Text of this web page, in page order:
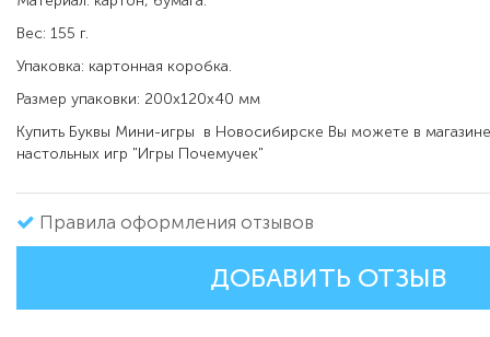
Вес: 155 г.
Упаковка: картонная коробка.
Размер упаковки: 200x120х40 мм
Купить Буквы Мини-игры в Новосибирске Вы можете в
настольных игр "Игры Почемучек"
Правила оформления отзывов
ДОБАВИТЬ ОТЗЫВ